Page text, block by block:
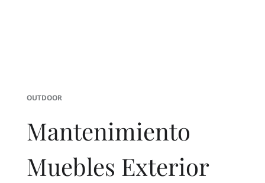
OUTDOOR
Mantenimiento
Muebles Exterior